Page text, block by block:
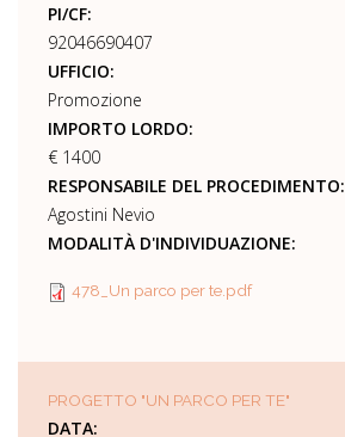
PI/CF:
92046690407
UFFICIO:
Promozione
IMPORTO LORDO:
€ 1400
RESPONSABILE DEL PROCEDIMENTO:
Agostini Nevio
MODALITÀ D'INDIVIDUAZIONE:
478_Un parco per te.pdf
PROGETTO "UN PARCO PER TE"
DATA: